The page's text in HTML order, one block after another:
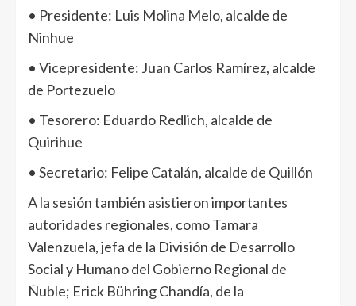
• Presidente: Luis Molina Melo, alcalde de
Ninhue
• Vicepresidente: Juan Carlos Ramírez, alcalde
de Portezuelo
• Tesorero: Eduardo Redlich, alcalde de
Quirihue
• Secretario: Felipe Catalán, alcalde de Quillón
A la sesión también asistieron importantes
autoridades regionales, como Tamara
Valenzuela, jefa de la División de Desarrollo
Social y Humano del Gobierno Regional de
Ñuble; Erick Bühring Chandía, de la